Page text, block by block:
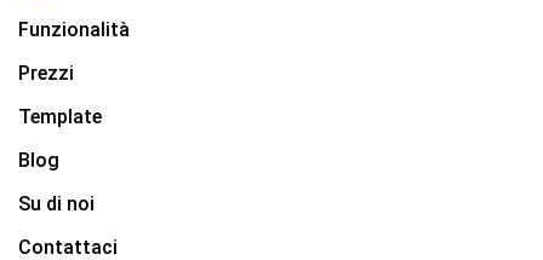
Funzionalità
Prezzi
Template
Blog
Su di noi
Contattaci